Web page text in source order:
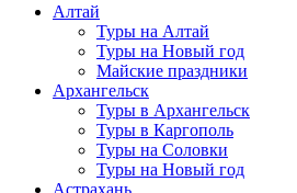
Алтай
Туры на Алтай
Туры на Новый год
Майские праздники
Архангельск
Туры в Архангельск
Туры в Каргополь
Туры на Соловки
Туры на Новый год
Астрахань